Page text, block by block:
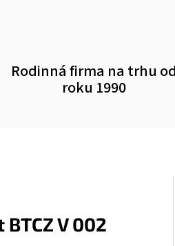
Rodinná firma na trhu od
roku 1990
V 002